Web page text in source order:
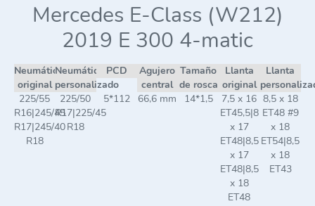
Mercedes E-Class (W212)
2019 E 300 4-matic
Neumático
original
Neumático
personalizado
PCD
Agujero
central
Tamaño
de rosca
Llanta
original
Llanta
225/55
R16|245/45
R17|245/40
R18
225/50
R17|225/45
R18
5*112 66,6 mm 14*1,5
7,5 x 16
ET45,5|8
x 17
ET48|8,5
x 17
ET48|8,5
x 18
ET48
8,5 x 18
ET48 #9
x 18
ET54|8,5
x 18
ET43